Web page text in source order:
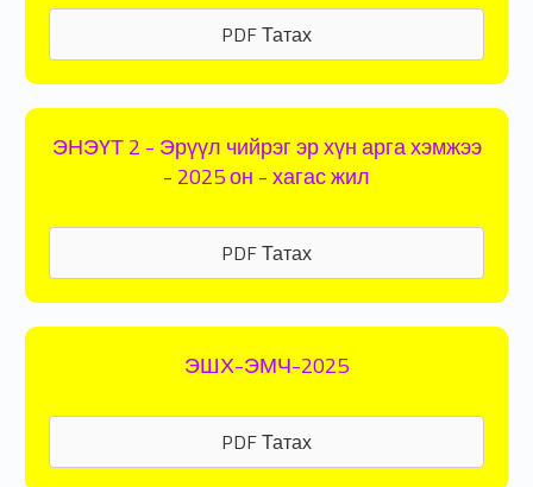
PDF Татах
ЭНЭҮТ 2 - Эрүүл чийрэг эр хүн арга хэмжээ
- 2025 он - хагас жил
PDF Татах
ЭШХ-ЭМЧ-2025
PDF Татах